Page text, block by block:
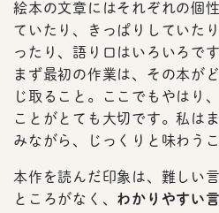
絵本の文章にはそれぞれの個
ていたり、きっぱりしていた
ったり、語り口はいろいろで
まず最初の作業は、その本が
じ取ること。ここでもやはり
ことがとても大切です。私は
みながら、じっくりと味わう
本作を読んだ印象は、難しい
ところがなく、 わかりやすい